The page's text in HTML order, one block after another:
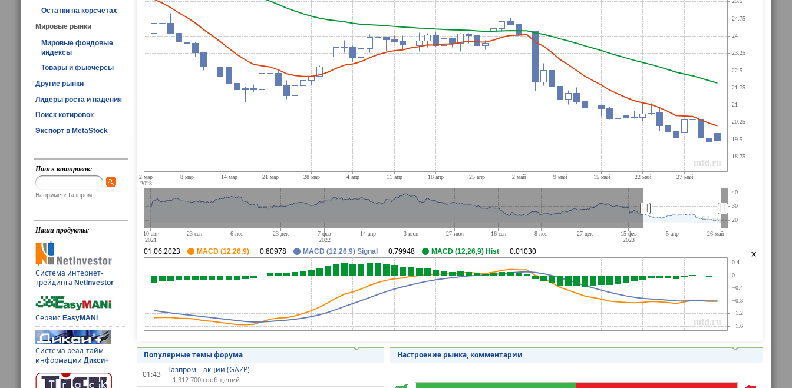
Остатки на корсчетах
Мировые рынки
Мировые фондовые
индексы
Товары и фьючерсы
Другие рынки
Лидеры роста и падения
Поиск котировок
Экспорт в MetaStock
Поиск котировок:
Например: Газпром
Наши продукты:
Система интернет-
трейдингаNetInvestor
СервисEasyMANi
Система реал-тайм
информацииДикси+
|| ||
×
01.06.2023 MACD (12,26,9) −0.80978 MACD (12,26,9) Signal −0.79948 MACD (12,26,9) Hist −0.01030
Популярные темы форума
01:43
Газпром – акции (GAZP)
1 312 700 сообщений
Настроение рынка, комментарии